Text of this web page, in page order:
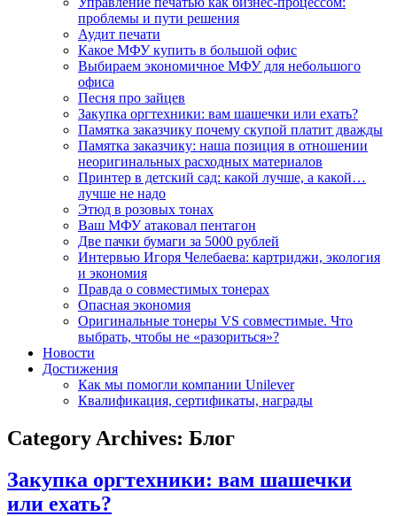
проблемы и пути решения
Аудит печати
Какое МФУ купить в большой офис
Выбираем экономичное МФУ для небольшого
офиса
Песня про зайцев
Закупка оргтехники: вам шашечки или ехать?
Памятка заказчику почему скупой платит дважды
Памятка заказчику: наша позиция в отношении
неоригинальных расходных материалов
Принтер в детский сад: какой лучше, а какой…
лучше не надо
Этюд в розовых тонах
Ваш МФУ атаковал пентагон
Две пачки бумаги за 5000 рублей
Интервью Игоря Челебаева: картриджи, экология
и экономия
Правда о совместимых тонерах
Опасная экономия
Оригинальные тонеры VS совместимые. Что
выбрать, чтобы не «разориться»?
Новости
Достижения
Как мы помогли компании Unilever
Квалификация, сертификаты, награды
Category Archives: Блог
Закупка оргтехники: вам шашечки
или ехать?